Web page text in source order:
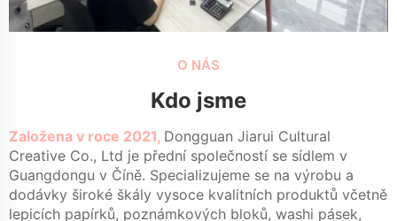
O NÁS
Kdo jsme
Založena v roce 2021, Dongguan Jiarui Cultural
Creative Co., Ltd je přední společností se sídlem v
Guangdongu v Číně. Specializujeme se na výrobu a
dodávky široké škály vysoce kvalitních produktů včetně
lepicích papírků, poznámkových bloků, washi pásek,